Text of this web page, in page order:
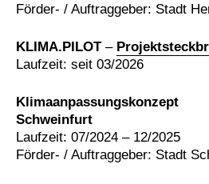
Förder- / Auftraggeber: Stadt
KLIMA.PILOT–
Laufzeit: seit 03/2026
Klimaanpassungskonzept
Schweinfurt
Laufzeit: 07/2024 – 12/2025
Förder- / Auftraggeber: Stadt